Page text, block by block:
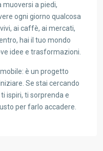
muoversi a piedi,
ogni giorno qualcosa
ai caffè, ai mercati,
hai il tuo mondo
idee e trasformazioni.
è un progetto
Se stai cercando
ispiri, ti sorprenda e
per farlo accadere.